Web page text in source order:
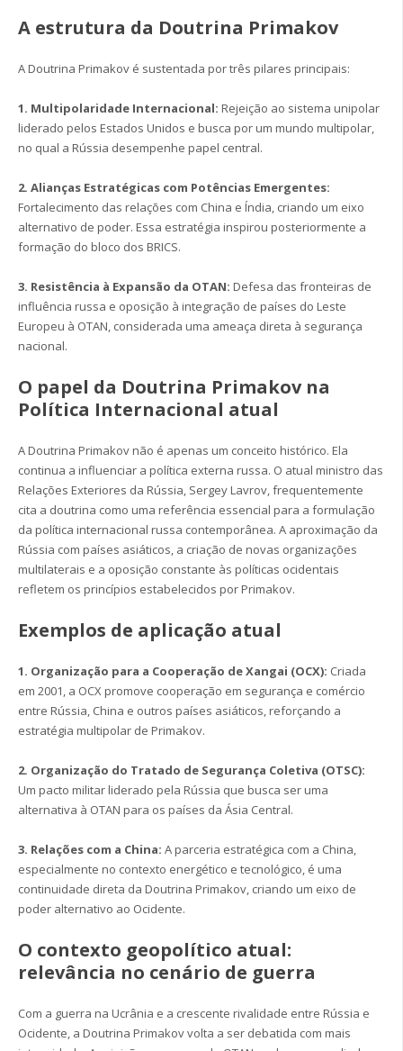
A estrutura da Doutrina Primakov
A Doutrina Primakov é sustentada por três pilares principais:
1. Multipolaridade Internacional: Rejeição ao sistema unipolar
liderado pelos Estados Unidos e busca por um mundo multipolar,
no qual a Rússia desempenhe papel central.
2. Alianças Estratégicas com Potências Emergentes:
Fortalecimento das relações com China e Índia, criando um eixo
alternativo de poder. Essa estratégia inspirou posteriormente a
formação do bloco dos BRICS.
3. Resistência à Expansão da OTAN: Defesa das fronteiras de
influência russa e oposição à integração de países do Leste
Europeu à OTAN, considerada uma ameaça direta à segurança
nacional.
O papel da Doutrina Primakov na
Política Internacional atual
A Doutrina Primakov não é apenas um conceito histórico. Ela
continua a influenciar a política externa russa. O atual ministro das
Relações Exteriores da Rússia, Sergey Lavrov, frequentemente
cita a doutrina como uma referência essencial para a formulação
da política internacional russa contemporânea. A aproximação da
Rússia com países asiáticos, a criação de novas organizações
multilaterais e a oposição constante às políticas ocidentais
refletem os princípios estabelecidos por Primakov.
Exemplos de aplicação atual
1. Organização para a Cooperação de Xangai (OCX): Criada
em 2001, a OCX promove cooperação em segurança e comércio
entre Rússia, China e outros países asiáticos, reforçando a
estratégia multipolar de Primakov.
2. Organização do Tratado de Segurança Coletiva (OTSC):
Um pacto militar liderado pela Rússia que busca ser uma
alternativa à OTAN para os países da Ásia Central.
3. Relações com a China: A parceria estratégica com a China,
especialmente no contexto energético e tecnológico, é uma
continuidade direta da Doutrina Primakov, criando um eixo de
poder alternativo ao Ocidente.
O contexto geopolítico atual:
relevância no cenário de guerra
Com a guerra na Ucrânia e a crescente rivalidade entre Rússia e
Ocidente, a Doutrina Primakov volta a ser debatida com mais